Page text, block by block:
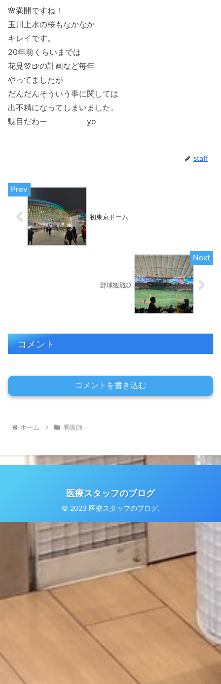
🌸満開ですね！
玉川上水の桜もなかなか
キレイです。
20年前くらいまでは
花見🌸🍺の計画など毎年
やってましたが
だんだんそういう事に関しては
出不精になってしまいました。
駄目だわー yo
staff
初東京ドーム
野球観戦⚾️
コメント
コメントを書き込む
ホーム 看護師
医療スタッフのブログ
© 2023 医療スタッフのブログ.